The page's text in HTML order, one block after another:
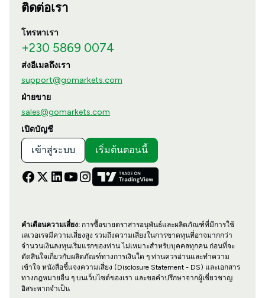
ติดต่อเรา
โทรหาเรา
+230 5869 0074
ส่งอีเมลถึงเรา
support@gomarkets.com
ฝ่ายขาย
sales@gomarkets.com
เปิดบัญชี
เข้าสู่ระบบ เริ่มต้นตอนนี้
คำเตือนความเสี่ยง:การซื้อขายตราสารอนุพันธ์และผลิตภัณฑ์ที่มีการใช้
เลเวอเรจมีความเสี่ยงสูง รวมถึงความเสี่ยงในการขาดทุนที่อาจมากกว่า
จำนวนเงินลงทุนเริ่มแรกของท่าน ไม่เหมาะสำหรับบุคคลทุกคน ก่อนที่จะ
ตัดสินใจเกี่ยวกับผลิตภัณฑ์ทางการเงินใด ๆ ท่านควรอ่านและทำความ
เข้าใจ หนังสือชี้แจงความเสี่ยง (Disclosure Statement - DS) และเอกสาร
ทางกฎหมายอื่น ๆ บนเว็บไซต์ของเรา และขอคำปรึกษาจากผู้เชี่ยวชาญ
อิสระหากจำเป็น